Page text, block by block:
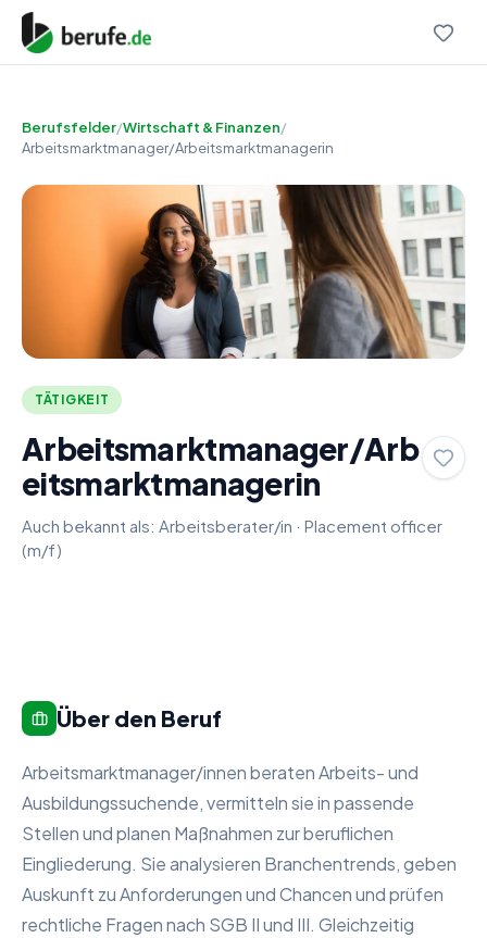
Berufsfelder/Wirtschaft & Finanzen/
Arbeitsmarktmanager/Arbeitsmarktmanagerin
TÄTIGKEIT
Arbeitsmarktmanager/Arb
eitsmarktmanagerin
Auch bekannt als: Arbeitsberater/in · Placement officer
(m/f)
Über den Beruf
Arbeitsmarktmanager/innen beraten Arbeits- und
Ausbildungssuchende, vermitteln sie in passende
Stellen und planen Maßnahmen zur beruflichen
Eingliederung. Sie analysieren Branchentrends, geben
Auskunft zu Anforderungen und Chancen und prüfen
rechtliche Fragen nach SGB II und III. Gleichzeitig